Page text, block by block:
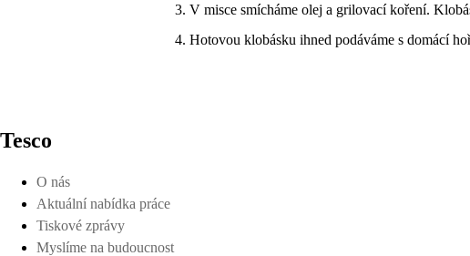
V misce smícháme olej a grilovací koření.
Hotovou klobásku ihned podáváme s domácí
Tesco
O nás
Aktuální nabídka práce
Tiskové zprávy
Myslíme na budoucnost